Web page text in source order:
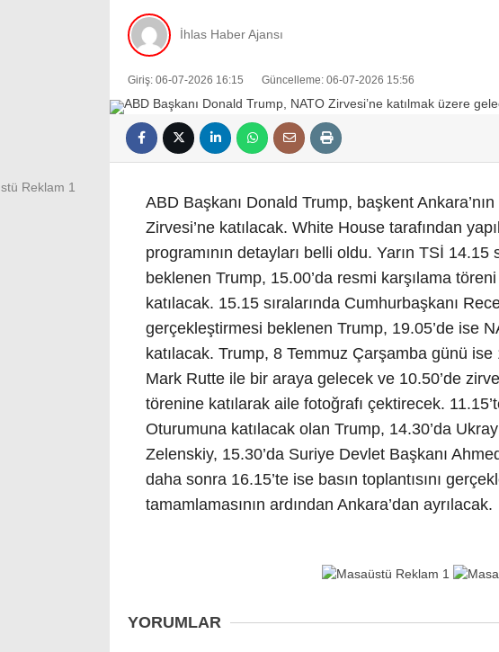
İhlas Haber Ajansı
Giriş: 06-07-2026 16:15 Güncelleme: 06-07-2026 15:56
ABD Başkanı Donald Trump, başkent
Zirvesi’ne katılacak. White House tarafından
programının detayları belli oldu. Yarın TSİ 14.15
beklenen Trump, 15.00’da resmi karşılama
katılacak. 15.15 sıralarında Cumhurbaşkanı
gerçekleştirmesi beklenen Trump, 19.05’de ise
katılacak. Trump, 8 Temmuz Çarşamba günü
Mark Rutte ile bir araya gelecek ve 10.50’de
törenine katılarak aile fotoğrafı çektirecek.
Oturumuna katılacak olan Trump, 14.30’da
Zelenskiy, 15.30’da Suriye Devlet Başkanı
daha sonra 16.15’te ise basın toplantısını
tamamlamasının ardından Ankara’dan ayrılacak.
YORUMLAR